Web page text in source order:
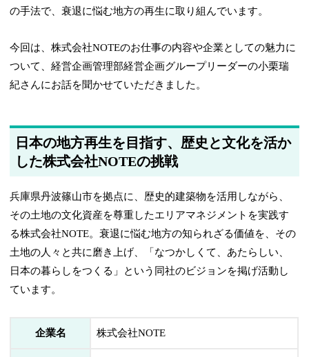
の手法で、衰退に悩む地方の再生に取り組んでいます。
今回は、株式会社NOTEのお仕事の内容や企業としての魅力に
ついて、経営企画管理部経営企画グループリーダーの小栗瑞
紀さんにお話を聞かせていただきました。
日本の地方再生を目指す、歴史と文化を活か
した株式会社NOTEの挑戦
兵庫県丹波篠山市を拠点に、歴史的建築物を活用しながら、
その土地の文化資産を尊重したエリアマネジメントを実践す
る株式会社NOTE。衰退に悩む地方の知られざる価値を、その
土地の人々と共に磨き上げ、「なつかしくて、あたらしい、
日本の暮らしをつくる」という同社のビジョンを掲げ活動し
ています。
企業名 株式会社NOTE